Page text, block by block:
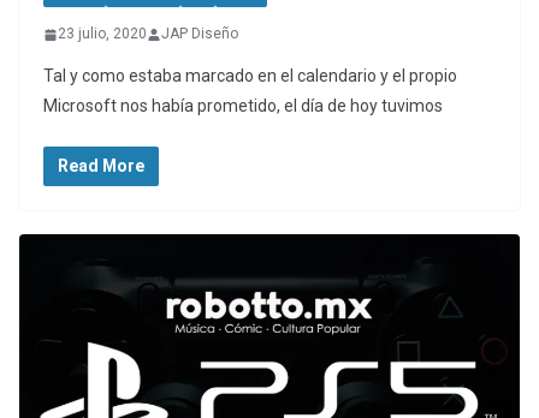
23 julio, 2020 JAP Diseño
Tal y como estaba marcado en el calendario y el propio
Microsoft nos había prometido, el día de hoy tuvimos
Read More